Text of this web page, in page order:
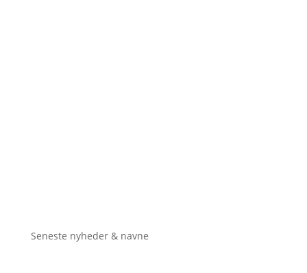
Seneste nyheder & navne